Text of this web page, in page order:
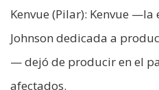
Kenvue (Pilar): Kenvue —la
Johnson dedicada a
— dejó de producir en el
afectados.